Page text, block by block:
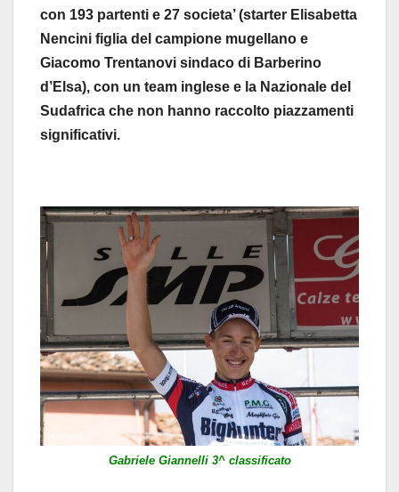
con 193 partenti e 27 societa’ (starter Elisabetta
Nencini figlia del campione mugellano e
Giacomo Trentanovi sindaco di Barberino
d’Elsa), con un team inglese e la Nazionale del
Sudafrica che non hanno raccolto piazzamenti
significativi.
Gabriele Giannelli 3^ classificato